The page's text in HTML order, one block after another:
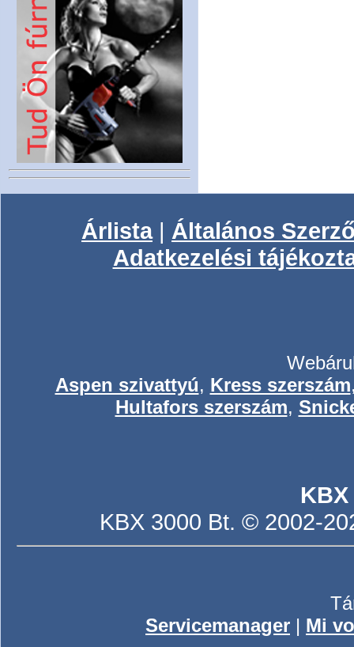
Árlista| Általános
Adatkezelési
Aspen szivattyú, Kress szerszám
Hultafors szerszám,
KBX 3000 Bt. © 2002-
Servicemanager | Mi